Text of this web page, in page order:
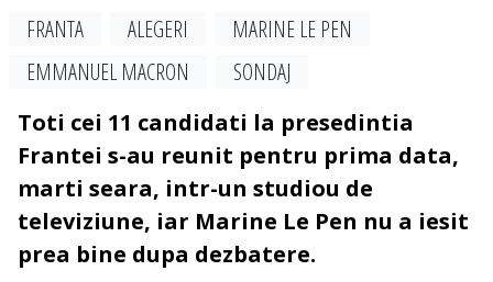
FRANTA ALEGERI
MARINE LE PEN
EMMANUEL MACRON
SONDAJ
Toti cei 11 candidati la presedintia
Frantei s-au reunit pentru prima data,
marti seara, intr-un studiou de
televiziune, iar Marine Le Pen nu a iesit
prea bine dupa dezbatere.